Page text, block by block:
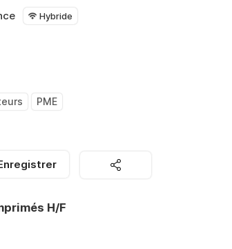
Hybride
PME
H/F